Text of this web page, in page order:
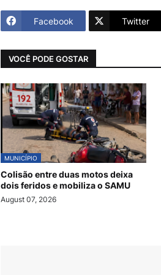
Facebook Twitter
VOCÊ PODE GOSTAR
MUNICÍPIO
Colisão entre duas motos deixa
dois feridos e mobiliza o SAMU
August 07, 2026